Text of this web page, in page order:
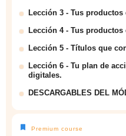
Lección 3 - Tus
Lección 4 - Tus
Lección 5 - Títulos que
Lección 6 - Tu plan de
digitales.
DESCARGABLES DEL
Premium course